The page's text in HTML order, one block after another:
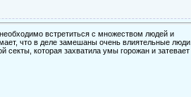
встретиться с множеством людей и
что в деле замешаны очень влиятельные люди.
секты, которая захватила умы горожан и затевает